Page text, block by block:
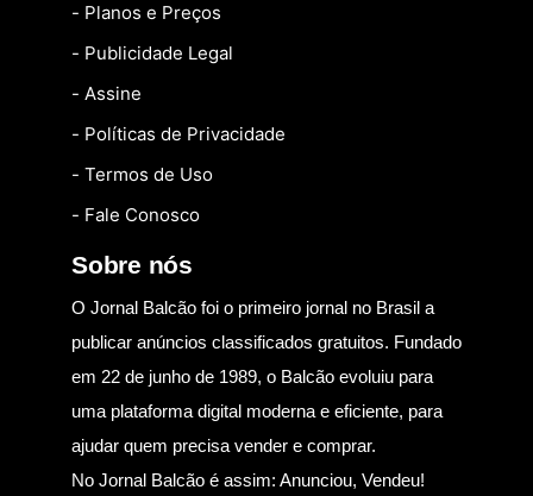
- Planos e Preços
- Publicidade Legal
- Assine
- Políticas de Privacidade
- Termos de Uso
- Fale Conosco
Sobre nós
O Jornal Balcão foi o primeiro jornal no Brasil a
publicar anúncios classificados gratuitos. Fundado
em 22 de junho de 1989, o Balcão evoluiu para
uma plataforma digital moderna e eficiente, para
ajudar quem precisa vender e comprar.
No Jornal Balcão é assim: Anunciou, Vendeu!